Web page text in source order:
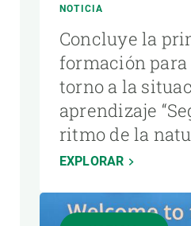
NOTICIA
Concluye la
formación para
torno a la
aprendizaje
ritmo de la
EXPLORAR